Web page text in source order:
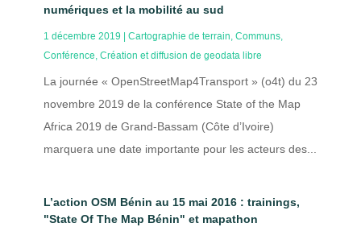
numériques et la mobilité au sud
1 décembre 2019 Cartographie de terrain, Communs,
Conférence, Création et diffusion de geodata libre
La journée « OpenStreetMap4Transport » (o4t) du 23
novembre 2019 de la conférence State of the Map
Africa 2019 de Grand-Bassam (Côte d’Ivoire)
marquera une date importante pour les acteurs des...
L’action OSM Bénin au 15 mai 2016 : trainings,
"State Of The Map Bénin" et mapathon